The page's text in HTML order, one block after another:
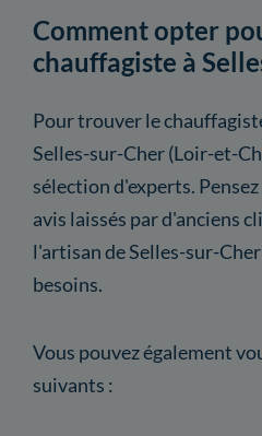
Comment opter
chauffagiste à
Pour trouver le
Selles-sur-Cher (Loir-et-
sélection d'experts.
avis laissés par d'anciens
l'artisan de Selles-sur-
besoins.
Vous pouvez également
suivants :